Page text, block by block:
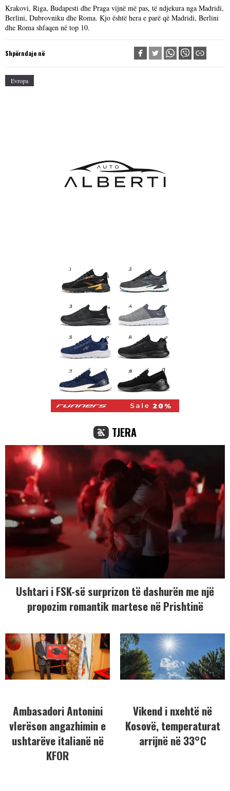
Krakovi, Riga, Budapesti dhe Praga vijnë më pas, të ndjekura nga Madridi,
Berlini, Dubrovniku dhe Roma. Kjo është hera e parë që Madridi, Berlini
dhe Roma shfaqen në top 10.
Shpërndaje në
Evropa
TJERA
Ushtari i FSK-së surprizon të dashurën me një
propozim romantik martese në Prishtinë
Ambasadori Antonini
vlerëson angazhimin e
ushtarëve italianë në
KFOR
Vikend i nxehtë në
Kosovë, temperaturat
arrijnë në 33°C